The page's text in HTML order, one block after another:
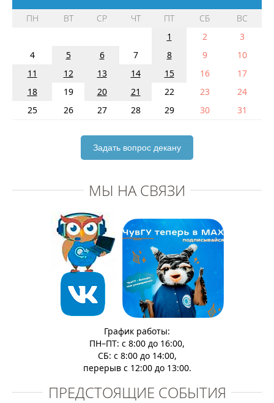
ПН ВТ СР ЧТ ПТ СБ
ВС
1
2
3
4
5 6 7 8 9
10
11
12 13 14 15 16
17
18
19 20 21 22 23
24
25
26 27 28 29 30 31
Задать вопрос декану
МЫ НА СВЯЗИ
График работы:
ПН–ПТ: с 8:00 до 16:00,
СБ: с 8:00 до 14:00,
перерыв с 12:00 до 13:00.
ПРЕДСТОЯЩИЕ СОБЫТИЯ